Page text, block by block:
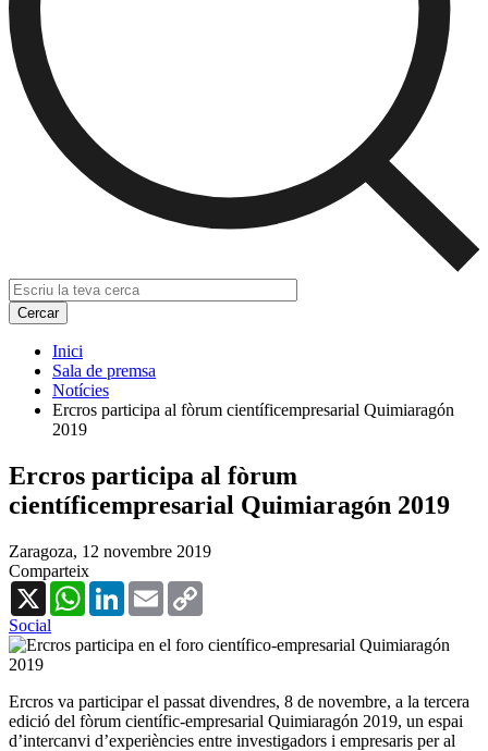
Inici
Sala de premsa
Notícies
Ercros participa al fòrum científicempresarial Quimiaragón
2019
Ercros participa al fòrum
científicempresarial Quimiaragón 2019
Zaragoza, 12 novembre 2019
Comparteix
X
WhatsAppLinkedInEmail
Social
Ercros va participar el passat divendres, 8 de novembre, a la tercera
edició del fòrum científic-empresarial Quimiaragón 2019, un espai
d’intercanvi d’experiències entre investigadors i empresaris per al